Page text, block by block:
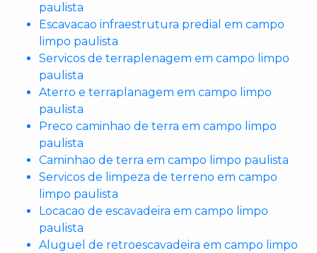
paulista
Escavacao infraestrutura predial em campo
limpo paulista
Servicos de terraplenagem em campo limpo
paulista
Aterro e terraplanagem em campo limpo
paulista
Preco caminhao de terra em campo limpo
paulista
Caminhao de terra em campo limpo paulista
Servicos de limpeza de terreno em campo
limpo paulista
Locacao de escavadeira em campo limpo
paulista
Aluguel de retroescavadeira em campo limpo